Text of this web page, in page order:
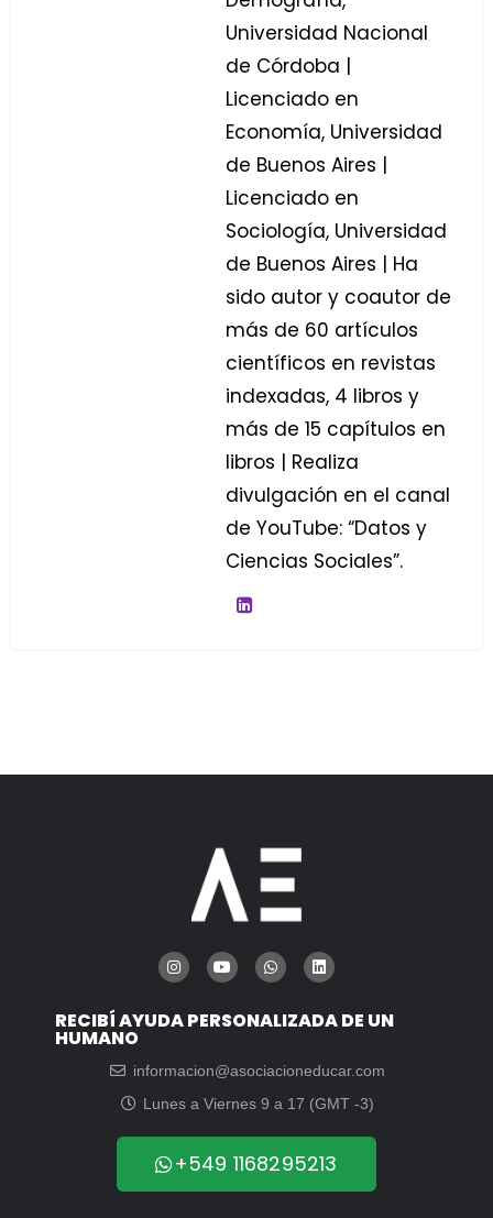
Universidad Nacional
de Córdoba |
Licenciado en
Economía, Universidad
de Buenos Aires |
Licenciado en
Sociología, Universidad
de Buenos Aires | Ha
sido autor y coautor de
más de 60 artículos
científicos en revistas
indexadas, 4 libros y
más de 15 capítulos en
libros | Realiza
divulgación en el canal
de YouTube: “Datos y
Ciencias Sociales”.
RECIBÍ AYUDA PERSONALIZADA DE UN
HUMANO
informacion@asociacioneducar.com
Lunes a Viernes 9 a 17 (GMT -3)
+549 1168295213